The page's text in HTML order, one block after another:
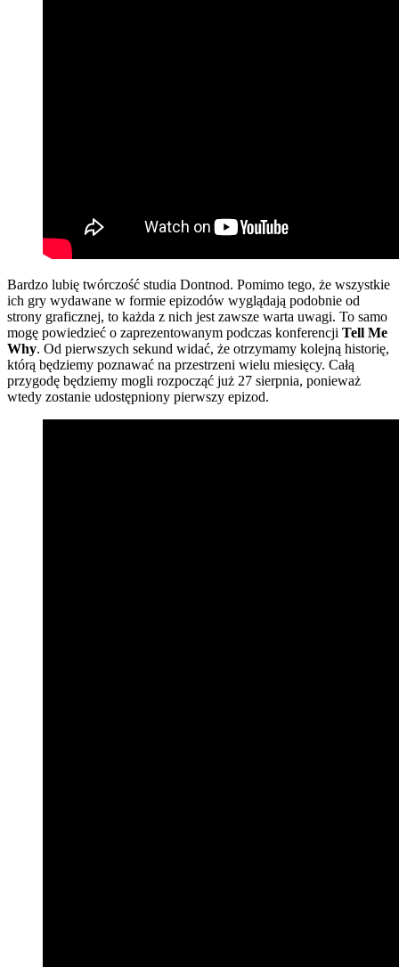
Bardzo lubię twórczość studia Dontnod. Pomimo tego, że wszystkie
ich gry wydawane w formie epizodów wyglądają podobnie od
strony graficznej, to każda z nich jest zawsze warta uwagi. To samo
mogę powiedzieć o zaprezentowanym podczas konferencji Tell Me
Why. Od pierwszych sekund widać, że otrzymamy kolejną historię,
którą będziemy poznawać na przestrzeni wielu miesięcy. Całą
przygodę będziemy mogli rozpocząć już 27 sierpnia, ponieważ
wtedy zostanie udostępniony pierwszy epizod.